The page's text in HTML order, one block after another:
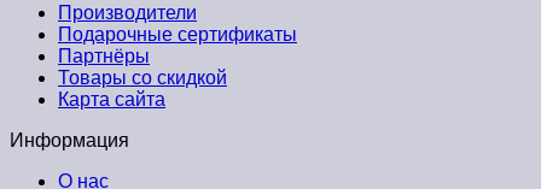
Производители
Подарочные сертификаты
Партнёры
Товары со скидкой
Карта сайта
Информация
О нас